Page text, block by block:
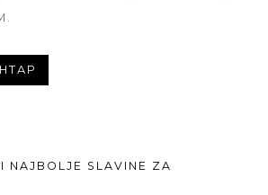
NAJBOLJE SLAVINE ZA